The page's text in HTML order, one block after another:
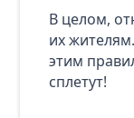
В целом,
их
этим
сплетут!